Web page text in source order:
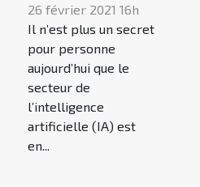
26 février 2021 16h
Il n’est plus un secret
pour personne
aujourd’hui que le
secteur de
l’intelligence
artificielle (IA) est
en...